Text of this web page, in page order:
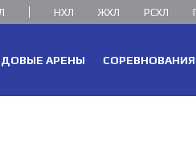
НХЛ ЖХЛ РСХЛ
АРЕНЫ СОРЕВНОВАНИЯ